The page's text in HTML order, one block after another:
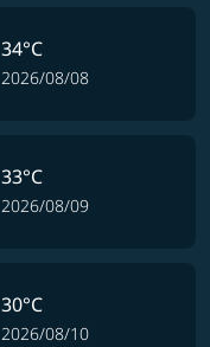
34°C
2026/08/08
33°C
2026/08/09
30°C
2026/08/10